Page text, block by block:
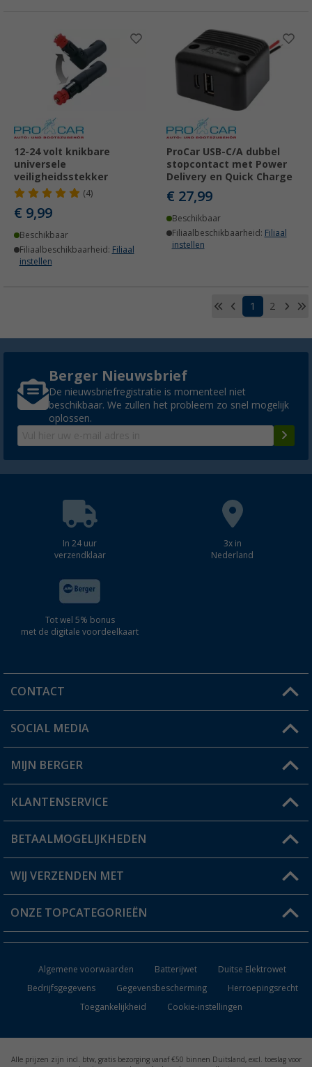
12-24 volt knikbare
universele
veiligheidsstekker
(4)
€ 9,99
Beschikbaar
Filiaalbeschikbaarheid: Filiaal
instellen
ProCar USB-C/A dubbel
stopcontact met Power
Delivery en Quick Charge
€ 27,99
Beschikbaar
Filiaalbeschikbaarheid: Filiaal
instellen
1 2
Berger Nieuwsbrief
De nieuwsbriefregistratie is momenteel niet
beschikbaar. We zullen het probleem zo snel mogelijk
oplossen.
In 24 uur
verzendklaar
3x in
Nederland
Tot wel 5% bonus
met de digitale voordeelkaart
CONTACT
Een vraag?
Winkel vinden
SOCIAL MEDIA
MIJN BERGER
Mijn account
Status bestelling
Verlanglijstje
KLANTENSERVICE
FAQ & Contact
Verzendinformatie
Catalogus
BETAALMOGELIJKHEDEN
WIJ VERZENDEN MET
ONZE TOPCATEGORIEËN
Keukenaccessoires
Campingmeubilair
Campingtoiletten
Algemene voorwaarden Batterijwet
Duitse Elektrowet
Bedrijfsgegevens
Gegevensbescherming
Herroepingsrecht
Toegankelijkheid
Cookie-instellingen
Alle prijzen zijn incl. btw, gratis bezorging vanaf €50 binnen Duitsland, excl. toeslag voor